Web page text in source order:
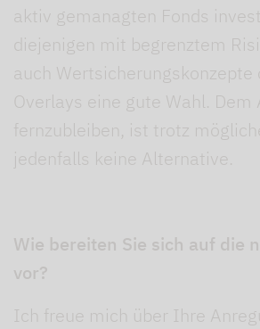
aktiv gemanagten Fonds
diejenigen mit begrenztem
auch Wertsicherungskonzepte
Overlays eine gute Wahl.
fernzubleiben, ist trotz
jedenfalls keine Alternative.
Wie bereiten Sie sich auf die
vor?
Ich freue mich über Ihre